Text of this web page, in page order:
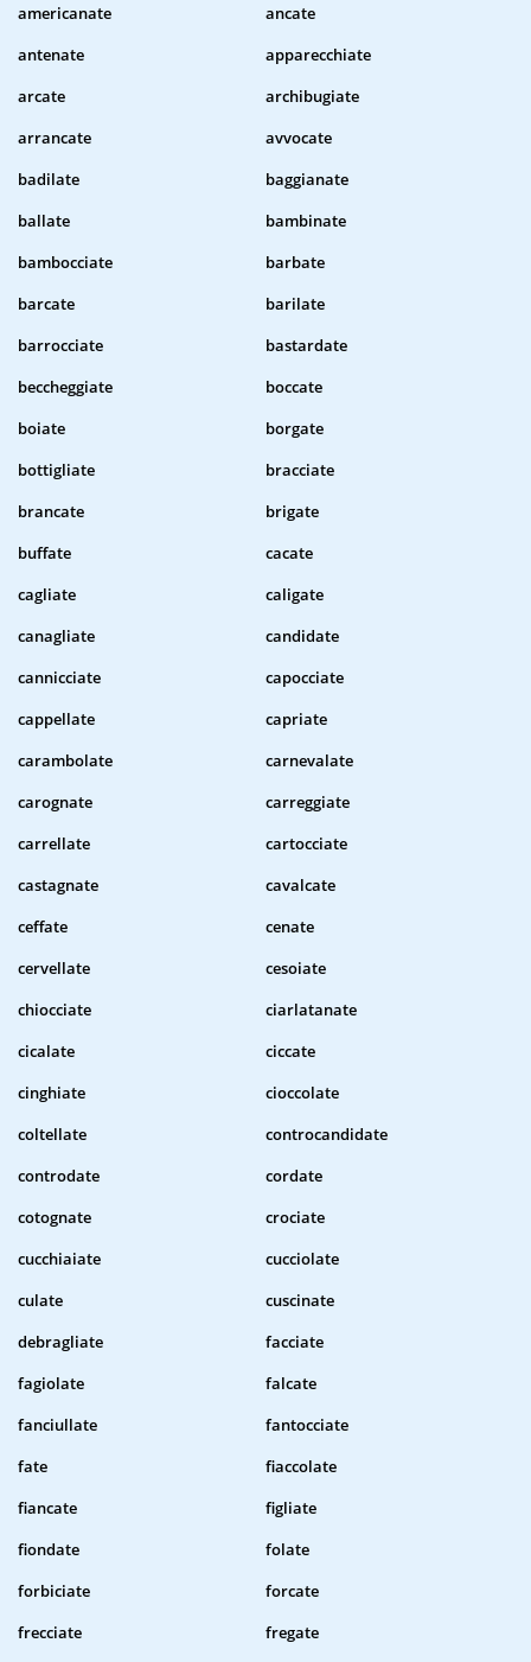
americanate
ancate
antenate
apparecchiate
arcate
archibugiate
arrancate
avvocate
badilate
baggianate
ballate
bambinate
bambocciate
barbate
barcate
barilate
barrocciate
bastardate
beccheggiate
boccate
boiate
borgate
bottigliate
bracciate
brancate
brigate
buffate
cacate
cagliate
caligate
canagliate
candidate
cannicciate
capocciate
cappellate
capriate
carambolate
carnevalate
carognate
carreggiate
carrellate
cartocciate
castagnate
cavalcate
ceffate
cenate
cervellate
cesoiate
chiocciate
ciarlatanate
cicalate
ciccate
cinghiate
cioccolate
coltellate
controcandidate
controdate
cordate
cotognate
crociate
cucchiaiate
cucciolate
culate
cuscinate
debragliate
facciate
fagiolate
falcate
fanciullate
fantocciate
fate
fiaccolate
fiancate
figliate
fiondate
folate
forbiciate
forcate
frecciate
fregate